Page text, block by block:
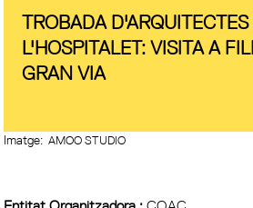
TROBADA D'ARQUITECTES
L'HOSPITALET: VISITA A
GRAN VIA
Imatge: AMOO STUDIO